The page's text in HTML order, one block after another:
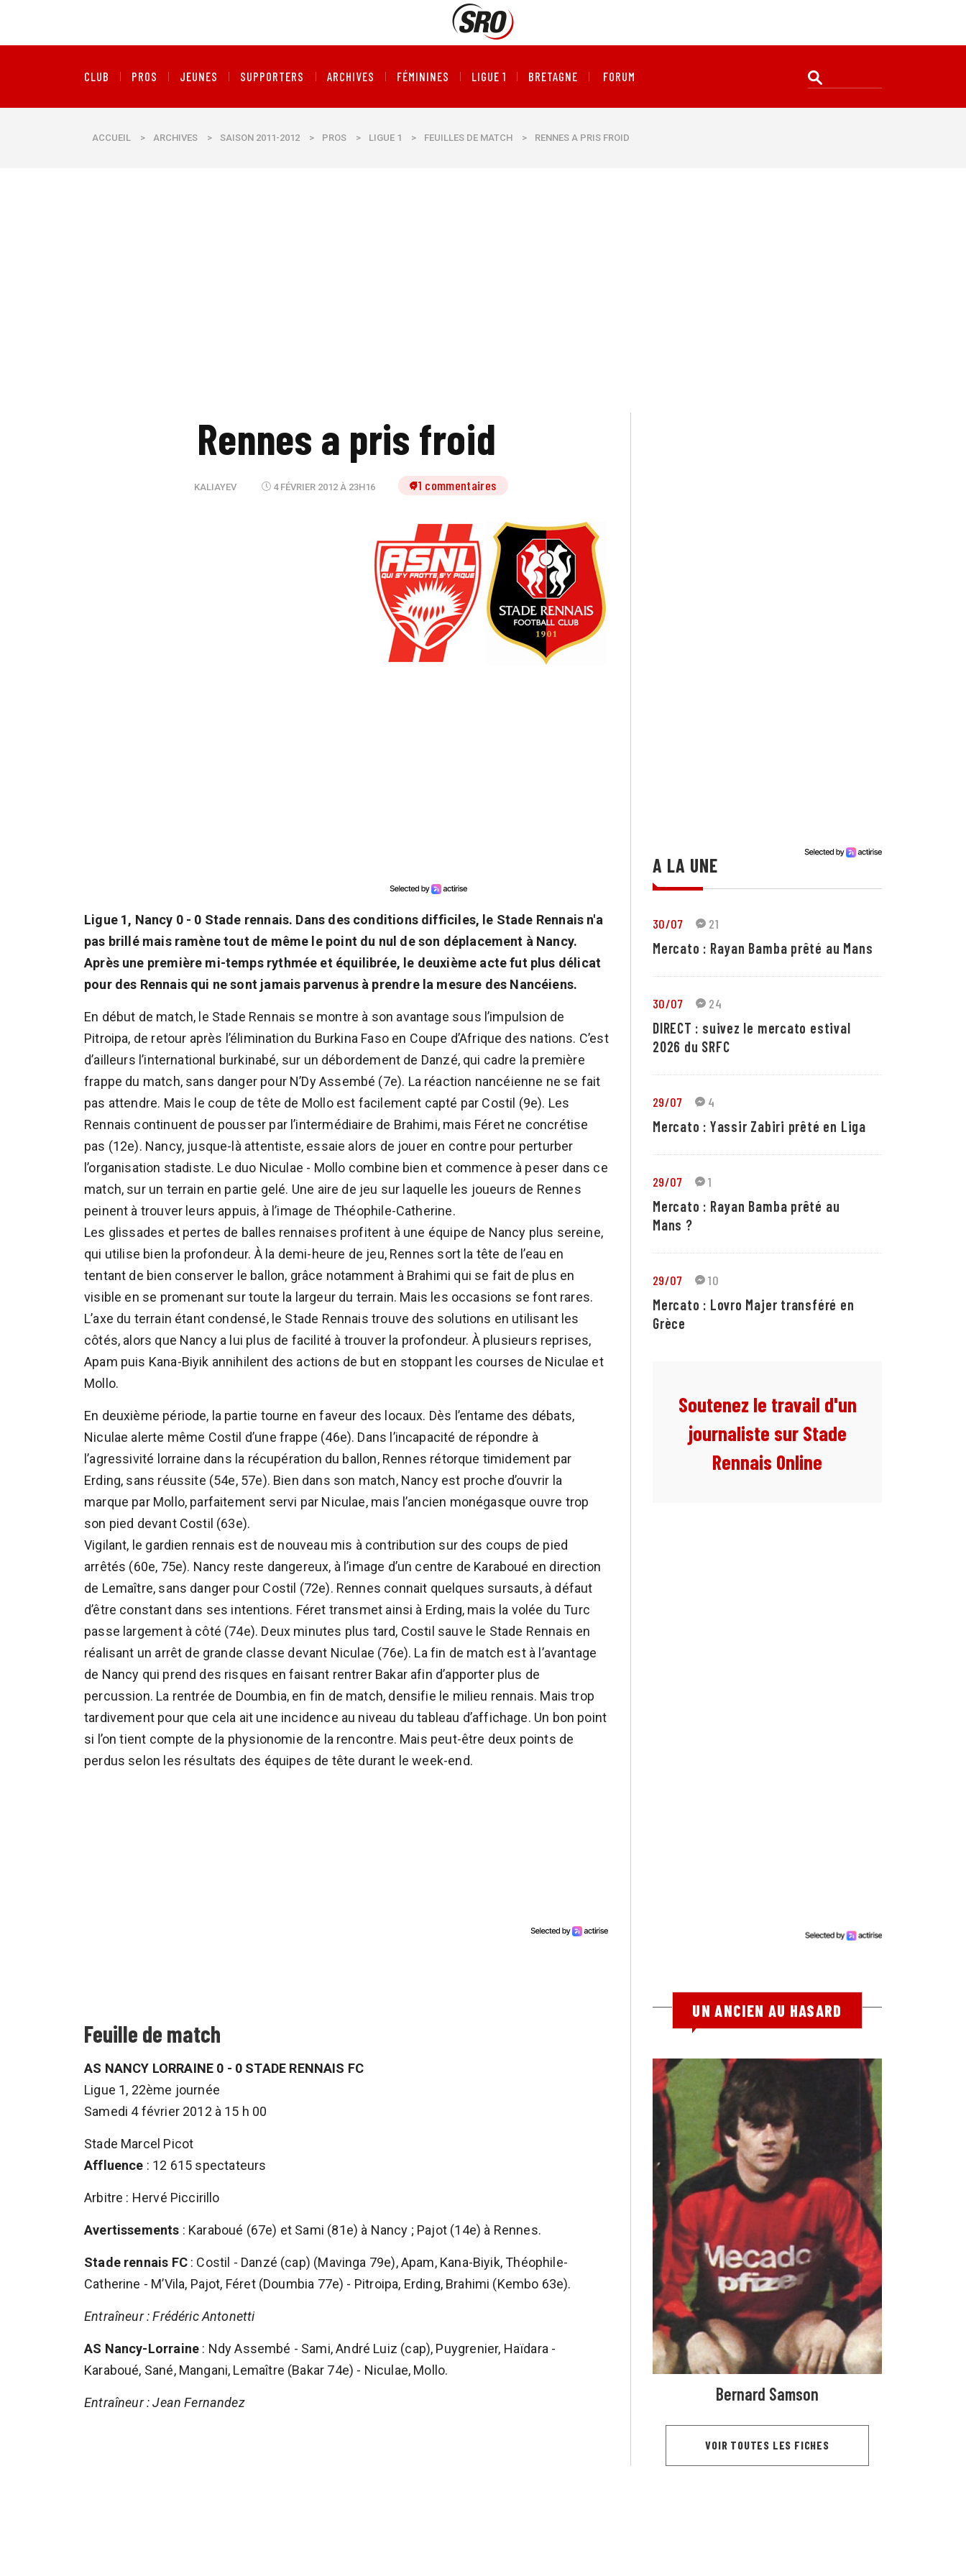
CLUB PROS JEUNES SUPPORTERS ARCHIVES FÉMININES LIGUE 1 BRETAGNE FORUM
ACCUEIL > ARCHIVES > SAISON 2011-2012 > PROS > LIGUE 1 > FEUILLES DE MATCH > RENNES A PRIS FROID
Rennes a pris froid
KALIAYEV 4 FÉVRIER 2012 À 23H16 71 commentaires
Ligue 1, Nancy 0 - 0 Stade rennais. Dans des conditions difficiles, le Stade Rennais n'a
pas brillé mais ramène tout de même le point du nul de son déplacement à Nancy.
Après une première mi-temps rythmée et équilibrée, le deuxième acte fut plus délicat
pour des Rennais qui ne sont jamais parvenus à prendre la mesure des Nancéiens.
En début de match, le Stade Rennais se montre à son avantage sous l’impulsion de
Pitroipa, de retour après l’élimination du Burkina Faso en Coupe d’Afrique des nations. C’est
d’ailleurs l’international burkinabé, sur un débordement de Danzé, qui cadre la première
frappe du match, sans danger pour N’Dy Assembé (7e). La réaction nancéienne ne se fait
pas attendre. Mais le coup de tête de Mollo est facilement capté par Costil (9e). Les
Rennais continuent de pousser par l’intermédiaire de Brahimi, mais Féret ne concrétise
pas (12e). Nancy, jusque-là attentiste, essaie alors de jouer en contre pour perturber
l’organisation stadiste. Le duo Niculae - Mollo combine bien et commence à peser dans ce
match, sur un terrain en partie gelé. Une aire de jeu sur laquelle les joueurs de Rennes
peinent à trouver leurs appuis, à l’image de Théophile-Catherine.
Les glissades et pertes de balles rennaises profitent à une équipe de Nancy plus sereine,
qui utilise bien la profondeur. À la demi-heure de jeu, Rennes sort la tête de l’eau en
tentant de bien conserver le ballon, grâce notamment à Brahimi qui se fait de plus en
visible en se promenant sur toute la largeur du terrain. Mais les occasions se font rares.
L’axe du terrain étant condensé, le Stade Rennais trouve des solutions en utilisant les
côtés, alors que Nancy a lui plus de facilité à trouver la profondeur. À plusieurs reprises,
Apam puis Kana-Biyik annihilent des actions de but en stoppant les courses de Niculae et
Mollo.
En deuxième période, la partie tourne en faveur des locaux. Dès l’entame des débats,
Niculae alerte même Costil d’une frappe (46e). Dans l’incapacité de répondre à
l’agressivité lorraine dans la récupération du ballon, Rennes rétorque timidement par
Erding, sans réussite (54e, 57e). Bien dans son match, Nancy est proche d’ouvrir la
marque par Mollo, parfaitement servi par Niculae, mais l’ancien monégasque ouvre trop
son pied devant Costil (63e).
Vigilant, le gardien rennais est de nouveau mis à contribution sur des coups de pied
arrêtés (60e, 75e). Nancy reste dangereux, à l’image d’un centre de Karaboué en direction
de Lemaître, sans danger pour Costil (72e). Rennes connait quelques sursauts, à défaut
d’être constant dans ses intentions. Féret transmet ainsi à Erding, mais la volée du Turc
passe largement à côté (74e). Deux minutes plus tard, Costil sauve le Stade Rennais en
réalisant un arrêt de grande classe devant Niculae (76e). La fin de match est à l’avantage
de Nancy qui prend des risques en faisant rentrer Bakar afin d’apporter plus de
percussion. La rentrée de Doumbia, en fin de match, densifie le milieu rennais. Mais trop
tardivement pour que cela ait une incidence au niveau du tableau d’affichage. Un bon point
si l’on tient compte de la physionomie de la rencontre. Mais peut-être deux points de
perdus selon les résultats des équipes de tête durant le week-end.
Feuille de match
AS NANCY LORRAINE 0 - 0 STADE RENNAIS FC
Ligue 1, 22ème journée
Samedi 4 février 2012 à 15 h 00
Stade Marcel Picot
Affluence : 12 615 spectateurs
Arbitre : Hervé Piccirillo
Avertissements : Karaboué (67e) et Sami (81e) à Nancy ; Pajot (14e) à Rennes.
Stade rennais FC: Costil - Danzé (cap) (Mavinga 79e), Apam, Kana-Biyik, Théophile-
Catherine - M’Vila, Pajot, Féret (Doumbia 77e) - Pitroipa, Erding, Brahimi (Kembo 63e).
Entraîneur : Frédéric Antonetti
AS Nancy-Lorraine : Ndy Assembé - Sami, André Luiz (cap), Puygrenier, Haïdara -
Karaboué, Sané, Mangani, Lemaître (Bakar 74e) - Niculae, Mollo.
Entraîneur : Jean Fernandez
A LA UNE
30/07 21
Mercato : Rayan Bamba prêté au Mans
30/07 24
DIRECT : suivez le mercato estival
2026 du SRFC
29/07 4
Mercato : Yassir Zabiri prêté en Liga
29/07 1
Mercato : Rayan Bamba prêté au
Mans ?
29/07 10
Mercato : Lovro Majer transféré en
Grèce
Soutenez le travail d'un
journaliste sur Stade
Rennais Online
UN ANCIEN AU HASARD
Bernard Samson
VOIR TOUTES LES FICHES